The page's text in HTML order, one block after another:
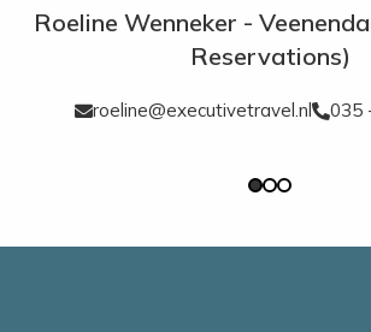
Roeline Wenneker -
Reservations)
roeline@executivetravel.nl 035